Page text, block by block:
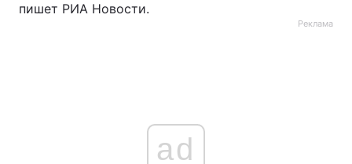
пишет РИА Новости.
Реклама
ad